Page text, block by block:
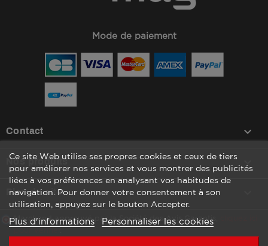
Mode de paiement
Contact keyboard_arrow_down
Nos produits 
Plan du site
Marchand approuvé par la Société des Avis Garantis,
Ce site Web utilise ses propres cookies et ceux de tiers
pour améliorer nos services et vous montrer des publicités
liées à vos préférences en analysant vos habitudes de
navigation. Pour donner votre consentement à son
utilisation, appuyez sur le bouton Accepter.
Plus d'informations Personnaliser les cookies